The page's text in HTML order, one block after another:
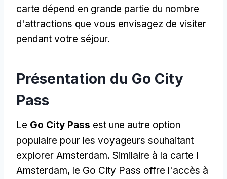
carte dépend en grande partie du nombre
d'attractions que vous envisagez de visiter
pendant votre séjour.
Présentation du Go City
Pass
Le Go City Pass est une autre option
populaire pour les voyageurs souhaitant
explorer Amsterdam. Similaire à la carte I
Amsterdam, le Go City Pass offre l'accès à